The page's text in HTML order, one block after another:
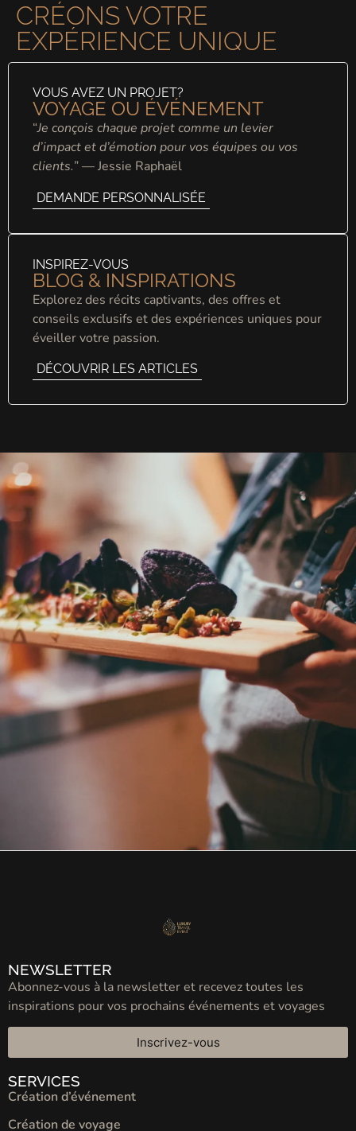
CRÉONS VOTRE
EXPÉRIENCE UNIQUE
VOUS AVEZ UN PROJET?
VOYAGE OU ÉVÉNEMENT
“Je conçois chaque projet comme un levier
d’impact et d’émotion pour vos équipes ou vos
clients.” — Jessie Raphaël
DEMANDE PERSONNALISÉE
INSPIREZ-VOUS
BLOG & INSPIRATIONS
Explorez des récits captivants, des offres et
conseils exclusifs et des expériences uniques pour
éveiller votre passion.
DÉCOUVRIR LES ARTICLES
NEWSLETTER
Abonnez-vous à la newsletter et recevez toutes les
inspirations pour vos prochains événements et voyages
Inscrivez-vous
SERVICES
Création d’événement
Création de voyage